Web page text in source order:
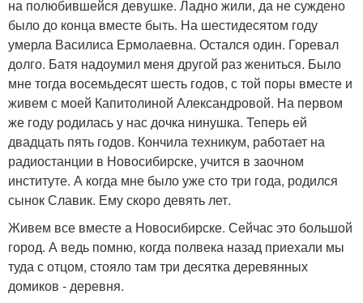
на полюбившейся девушке. Ладно жили, да не суждено
было до конца вместе быть. На шестидесятом году
умерла Василиса Ермолаевна. Остался один. Горевал
долго. Батя надоумил меня другой раз жениться. Было
мне тогда восемьдесят шесть годов, с той поры вместе и
живем с моей Капитолиной Александровой. На первом
же году родилась у нас дочка нинушка. Теперь ей
двадцать пять годов. Кончила техникум, работает на
радиостанции в Новосибирске, учится в заочном
институте. А когда мне было уже сто три года, родился
сынок Славик. Ему скоро девять лет.
Живем все вместе а Новосибирске. Сейчас это большой
город. А ведь помню, когда полвека назад приехали мы
туда с отцом, стояло там три десятка деревянных
домиков - деревня.